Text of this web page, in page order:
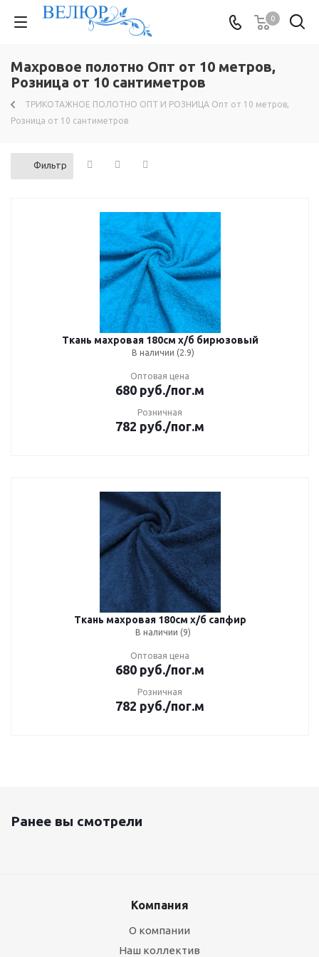
0
Махровое полотно Опт от 10 метров,
Розница от 10 сантиметров
ТРИКОТАЖНОЕ ПОЛОТНО ОПТ И РОЗНИЦА Опт от 10 метров,
Розница от 10 сантиметров
Фильтр
Ткань махровая 180см х/б бирюзовый
В наличии (2.9)
Оптовая цена
680 руб./пог.м
Розничная
782 руб./пог.м
Ткань махровая 180см х/б сапфир
В наличии (9)
Оптовая цена
680 руб./пог.м
Розничная
782 руб./пог.м
Ранее вы смотрели
Компания
О компании
Наш коллектив